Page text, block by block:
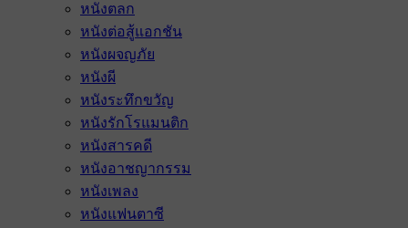
หนังตลก
หนังต่อสู้แอกชัน
หนังผจญภัย
หนังผี
หนังระทึกขวัญ
หนังรักโรแมนติก
หนังสารคดี
หนังอาชญากรรม
หนังเพลง
หนังแฟนตาซี